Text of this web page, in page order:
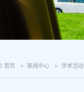
首页 新闻中心 学术活动